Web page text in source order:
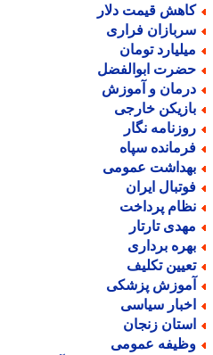
قیمت دلار
فراری
تومان
ابوالفضل
و آموزش
خارجی
نگار
سپاه
عمومی
ایران
پرداخت
تارتار
برداری
تکلیف
پزشکی
سیاسی
زنجان
عمومی